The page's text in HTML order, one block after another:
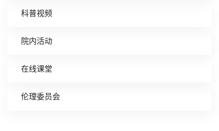
科普视频
院内活动
在线课堂
伦理委员会